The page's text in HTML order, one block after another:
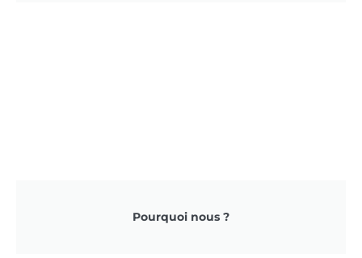
Pourquoi nous ?